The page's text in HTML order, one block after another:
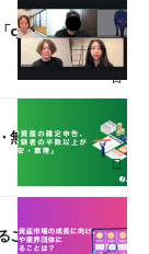
cJPY」とAIの融合
無理」
ことは？